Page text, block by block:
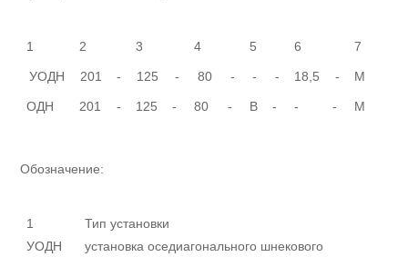
1 2 3 4 5 6 7
УОДН 201 - 125 - 80 - - - 18,5 - М
ОДН 201 - 125 - 80 - В - - - М
Обозначение:
1
Тип установки
УОДН
установка оседиагонального шнекового